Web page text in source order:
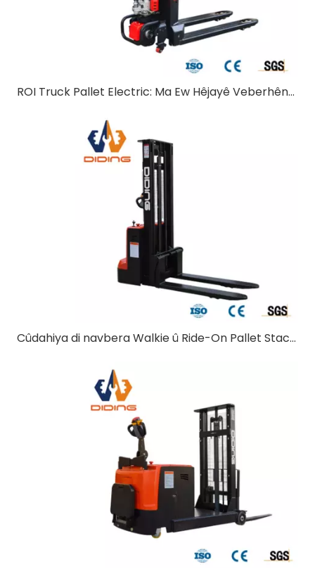
ROI Truck Pallet Electric: Ma Ew Hêjayê Veberhênanê ye?
Cûdahiya di navbera Walkie û Ride-On Pallet Stackers de çi ye?